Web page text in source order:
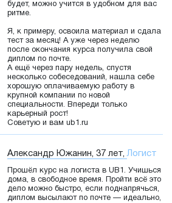
будет, можно учится в удобном для вас
ритме.
Я, к примеру, освоила материал и сдала
тест за месяц! А уже через неделю
после окончания курса получила свой
диплом по почте.
А ещё через пару недель, спустя
несколько собеседований, нашла себе
хорошую оплачиваемую работу в
крупной компании по новой
специальности. Впереди только
карьерный рост!
Советую и вам ub1.ru
Александр Южанин, 37 лет,Логист
Прошёл курс на логиста в UB1. Учишься
дома, в свободное время. Пройти всё это
дело можно быстро, если поднапрячься,
диплом высылают по почте — идеально,